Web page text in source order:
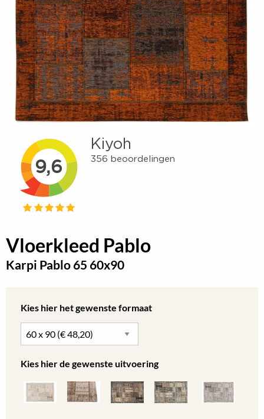
Vloerkleed Pablo
Karpi Pablo 65 60x90
Kies hier het gewenste formaat
Kies hier de gewenste uitvoering